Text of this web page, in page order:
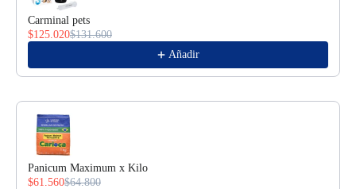
Carminal pets
$125.020$131.600
Añadir
Panicum Maximum x Kilo
$61.560$64.800